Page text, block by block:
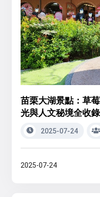
苗栗大湖景點：草
光與人文秘境全收錄
2025-07-24
2025-07-24